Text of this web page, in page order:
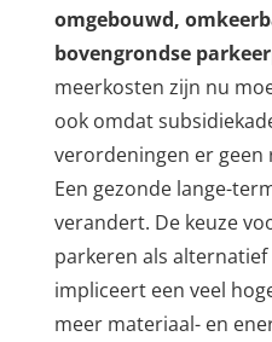
omgebouwd,
bovengrondse
meerkosten zijn nu
ook omdat
verordeningen er geen
Een gezonde lange-
verandert. De keuze
parkeren als
impliceert een veel
meer materiaal- en